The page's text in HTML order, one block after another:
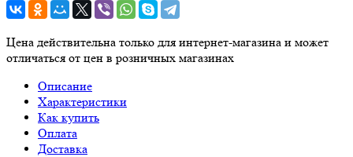
Цена действительна только для интернет-магазина и может
отличаться от цен в розничных магазинах
Описание
Характеристики
Как купить
Оплата
Доставка